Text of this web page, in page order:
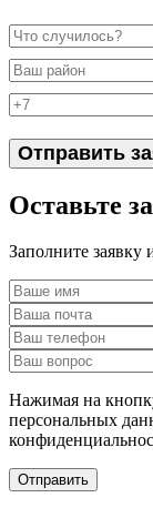
Оставьте
Заполните заявку
Нажимая на
персональных
Отправить